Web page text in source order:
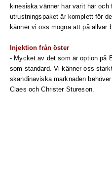
kinesiska vänner har varit här
utrustningspaket är komplett för
känner vi oss mogna att på allvar
Injektion från öster
- Mycket av det som är option på
som standard. Vi känner oss
skandinaviska marknaden
Claes och Christer Stureson.